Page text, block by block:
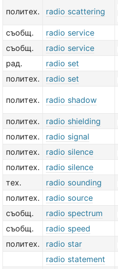
политех. radio scattering
съобщ.
radio service
съобщ.
radio service
рад.
radio set
политех.
radio set
политех. radio shadow
политех.
radio shielding
политех.
radio signal
политех.
radio silence
политех.
radio silence
тех.
radio sounding
политех.
radio source
съобщ.
radio spectrum
съобщ.
radio speed
политех.
radio star
radio statement